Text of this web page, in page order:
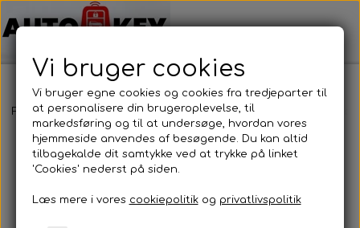
Forside Bilnøgler Volkswagen Nøglehus
Vi bruger cookies
Vi bruger egne cookies og cookies fra tredjeparter til
at personalisere din brugeroplevelse, til
markedsføring og til at undersøge, hvordan vores
hjemmeside anvendes af besøgende. Du kan altid
tilbagekalde dit samtykke ved at trykke på linket
'Cookies' nederst på siden.
Læs mere i vores cookiepolitikog privatlivspolitik